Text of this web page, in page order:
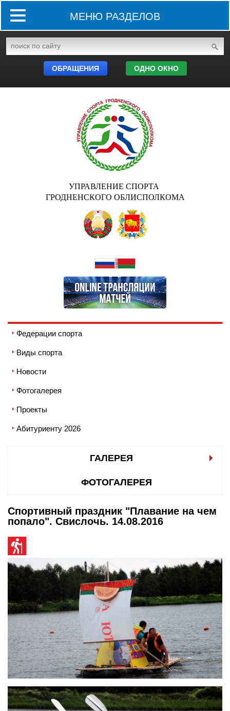
МЕНЮ РАЗДЕЛОВ
ОБРАЩЕНИЯ ОДНО ОКНО
УПРАВЛЕНИЕ СПОРТА
ГРОДНЕНСКОГО ОБЛИСПОЛКОМА
Федерации спорта
Виды спорта
Новости
Фотогалерея
Проекты
Абитуриенту 2026
ГАЛЕРЕЯ
ФОТОГАЛЕРЕЯ
Спортивный праздник "Плавание на чем
попало". Свислочь. 14.08.2016